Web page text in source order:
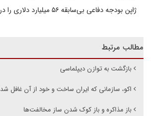
ژاپن بودجه دفاعی بی‌سابقه ۵۶ میلیارد دلاری را در نظر دارد
مطالب مرتبط
بازگشت به توازن دیپلماسی
اکو، سازمانی که ایران ساخت و خود از آن غافل شد
باز مذاکره و باز کوک شدن ساز مخالفت‌ها